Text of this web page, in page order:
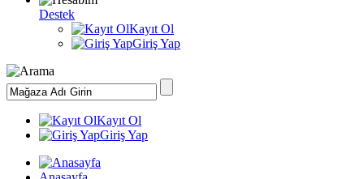
Destek
Kayıt Ol
Giriş Yap
Kayıt Ol
Giriş Yap